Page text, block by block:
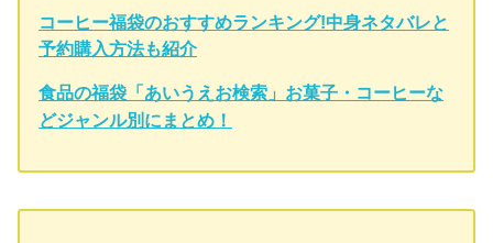
コーヒー福袋のおすすめランキング!中身ネタバレと
予約購入方法も紹介
食品の福袋「あいうえお検索」お菓子・コーヒーな
どジャンル別にまとめ！